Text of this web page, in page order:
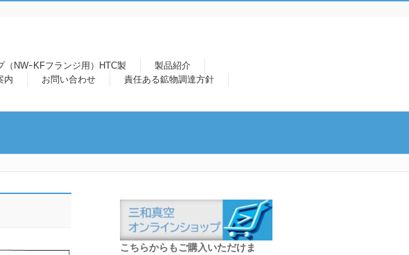
（NWｰKFフランジ用）HTC製
製品紹介
内 お問い合わせ
責任ある鉱物調達方針
こちらからもご購入いただけま